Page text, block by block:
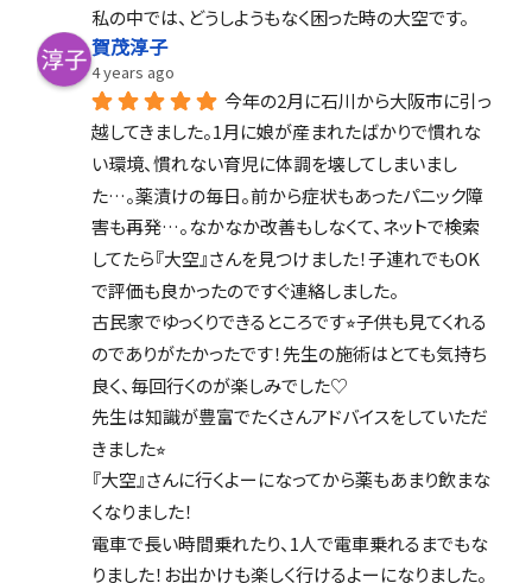
私の中では、どうしようもなく困った時の大空です。
賀茂淳子
4 years ago
今年の2月に石川から大阪市に引っ
越してきました。1月に娘が産まれたばかりで慣れな
い環境、慣れない育児に体調を壊してしまいまし
た…。薬漬けの毎日。前から症状もあったパニック障
害も再発…。なかなか改善もしなくて、ネットで検索
してたら『大空』さんを見つけました！子連れでもOK
で評価も良かったのですぐ連絡しました。
古民家でゆっくりできるところです⭐︎子供も見てくれる
のでありがたかったです！先生の施術はとても気持ち
良く、毎回行くのが楽しみでした♡
先生は知識が豊富でたくさんアドバイスをしていただ
きました⭐︎
『大空』さんに行くよーになってから薬もあまり飲まな
くなりました！
電車で長い時間乗れたり、1人で電車乗れるまでもな
りました！お出かけも楽しく行けるよーになりました。